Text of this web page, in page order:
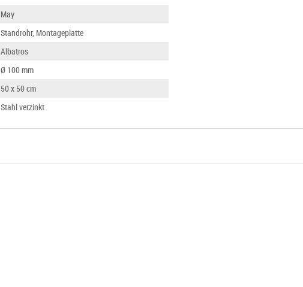
May
Standrohr, Montageplatte
Albatros
Ø 100 mm
50 x 50 cm
Stahl verzinkt